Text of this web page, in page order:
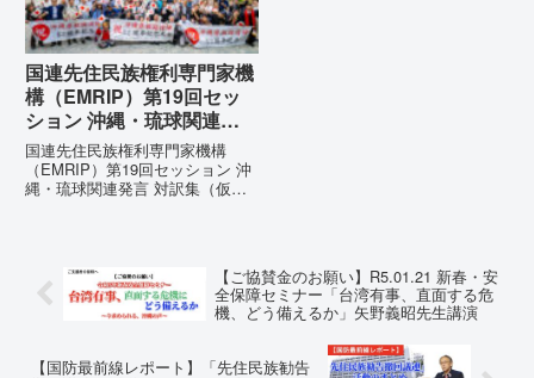
国連先住民族権利専門家機
構（EMRIP）第19回セッ
ション 沖縄・琉球関連発
言 対訳集（仮訳）
国連先住民族権利専門家機構
（EMRIP）第19回セッション 沖
縄・琉球関連発言 対訳集（仮
問題、米軍基地、伝統文化（...【ご協賛金のお願い】R5.01.21 新春・安
全保障セミナー「台湾有事、直面する危
機、どう備えるか」矢野義昭先生講演
【国防最前線レポート】「先住民族勧告